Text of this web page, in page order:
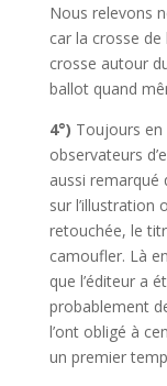
Nous relevons
car la crosse
crosse autour
ballot quand
4°) Toujours en
observateurs
aussi remarqué
sur l’illustration
retouchée, le
camoufler. Là
que l’éditeur a
probablement
l’ont obligé à
un premier